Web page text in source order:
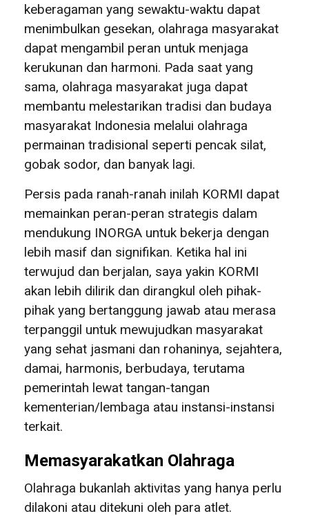
keberagaman yang sewaktu-waktu dapat
menimbulkan gesekan, olahraga masyarakat
dapat mengambil peran untuk menjaga
kerukunan dan harmoni. Pada saat yang
sama, olahraga masyarakat juga dapat
membantu melestarikan tradisi dan budaya
masyarakat Indonesia melalui olahraga
permainan tradisional seperti pencak silat,
gobak sodor, dan banyak lagi.
Persis pada ranah-ranah inilah KORMI dapat
memainkan peran-peran strategis dalam
mendukung INORGA untuk bekerja dengan
lebih masif dan signifikan. Ketika hal ini
terwujud dan berjalan, saya yakin KORMI
akan lebih dilirik dan dirangkul oleh pihak-
pihak yang bertanggung jawab atau merasa
terpanggil untuk mewujudkan masyarakat
yang sehat jasmani dan rohaninya, sejahtera,
damai, harmonis, berbudaya, terutama
pemerintah lewat tangan-tangan
kementerian/lembaga atau instansi-instansi
terkait.
Memasyarakatkan Olahraga
Olahraga bukanlah aktivitas yang hanya perlu
dilakoni atau ditekuni oleh para atlet.